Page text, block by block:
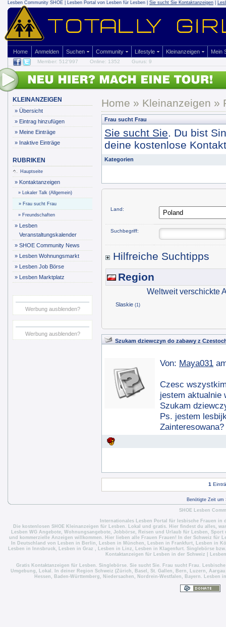
Lesben Community SHOE | Lesben Portal von Lesben für Lesben | Sie sucht Sie Kontaktanzeigen
Home Anmelden Suchen Community Lifestyle Kleinanzeigen Mein
Member: 512'997 Online: 1352 Gurus: 9
KLEINANZEIGEN
» Übersicht
» Eintrag hinzufügen
» Meine Einträge
» Inaktive Einträge
RUBRIKEN
Hauptseite
» Kontaktanzeigen
» Lokaler Talk (Allgemein)
» Frau sucht Frau
» Freundschaften
» Lesben
Veranstaltungskalender
» SHOE Community News
» Lesben Wohnungsmarkt
» Lesben Job Börse
» Lesben Marktplatz
Werbung ausblenden?
Werbung ausblenden?
Home » Kleinanzeigen »
Frau sucht Frau
Sie sucht Sie. Du bist
deine kostenlose
Kategorien
Land:
Suchbegriff:
Hilfreiche Suchtipps
Region
Weltweit verschickte
Slaskie (1)
Szukam dziewczyn do zabawy z
Von: Maya031
Czesc
jestem aktualnie
Szukam
Ps. jestem
1
Benötigte Zeit um
SHOE Lesben
Internationales Lesben Portal für lesbische Frauen in
Die kostenlosen SHOE Kleinanzeigen für Lesben. Lokal und gratis. Hier findest du alles,
Lesben WG Angebote, Wohnungsangebote, Jobbörse, Reisen und Urlaub für Lesben, Sport
und kommerzielle Anzeigen willkommen. Hier lieben alle Frauen Frauen! In der Schweiz für
In Deutschland von Lesben in Berlin, Lesben in München, Lesben in Frankfurt, Lesben in
Lesben in Innsbruck, Lesben in Graz , Lesben in Linz, Lesben in Klagenfurt. Singlebörse
Kontaktanzeigen für Lesben in der Schweiz
Gratis Kontaktanzeigen für Lesben. Singlebörse. Sie sucht Sie. Frau sucht Frau.
Umgebung, Lokal. In deiner Region Schweiz (Zürich, Basel, St. Gallen, Bern, Luzern,
Hessen, Baden-Württemberg, Niedersachen, Nordrein-Westfalen, Bayern.